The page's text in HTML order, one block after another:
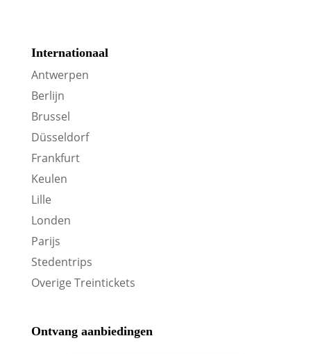
Internationaal
Antwerpen
Berlijn
Brussel
Düsseldorf
Frankfurt
Keulen
Lille
Londen
Parijs
Stedentrips
Overige Treintickets
Ontvang aanbiedingen